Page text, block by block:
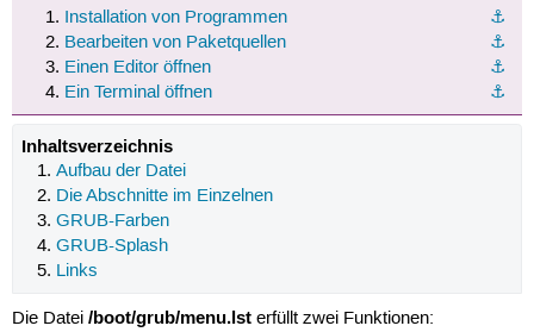
⚓︎
Installation von Programmen
⚓︎
Bearbeiten von Paketquellen
⚓︎
Einen Editor öffnen
⚓︎
Ein Terminal öffnen
Inhaltsverzeichnis
Aufbau der Datei
Die Abschnitte im Einzelnen
GRUB-Farben
GRUB-Splash
Links
Die Datei /boot/grub/menu.lsterfüllt zwei Funktionen: